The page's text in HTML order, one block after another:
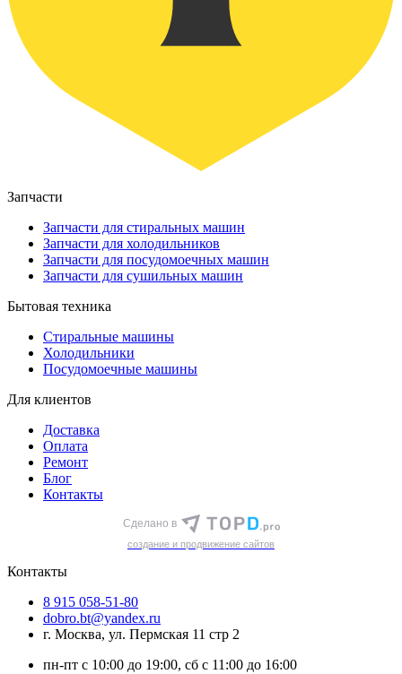
Запчасти
Запчасти для стиральных машин
Запчасти для холодильников
Запчасти для посудомоечных машин
Запчасти для сушильных машин
Бытовая техника
Стиральные машины
Холодильники
Посудомоечные машины
Для клиентов
Доставка
Оплата
Ремонт
Блог
Контакты
Сделано в
cоздание и продвижение сайтов
Контакты
8 915 058-51-80
dobro.bt@yandex.ru
г. Москва, ул. Пермская 11 стр 2
пн-пт с 10:00 до 19:00, сб с 11:00 до 16:00